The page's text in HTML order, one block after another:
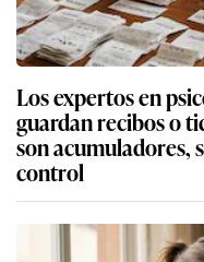
Los expertos en
guardan recibos o
son acumuladores,
control